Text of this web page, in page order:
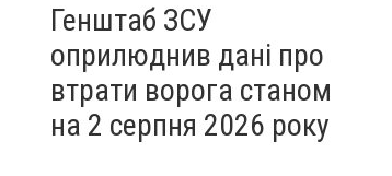
Генштаб ЗСУ
оприлюднив дані про
втрати ворога станом
на 2 серпня 2026 року